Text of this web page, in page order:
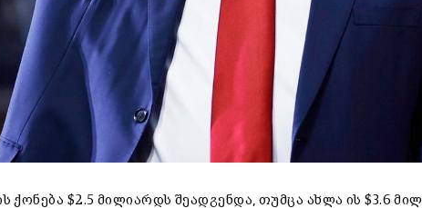
ქონება $2.5 მილიარდს შეადგენდა, თუმცა ახლა ის $3.6